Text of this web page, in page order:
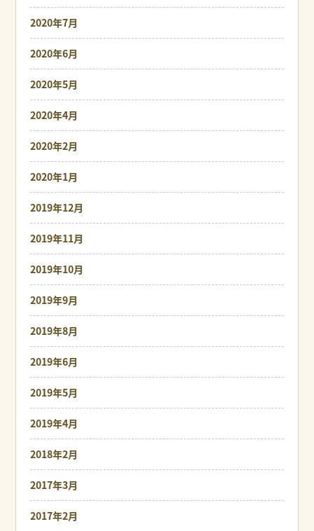
2020年7月
2020年6月
2020年5月
2020年4月
2020年2月
2020年1月
2019年12月
2019年11月
2019年10月
2019年9月
2019年8月
2019年6月
2019年5月
2019年4月
2018年2月
2017年3月
2017年2月